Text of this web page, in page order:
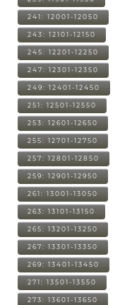
241: 12001-12050
243: 12101-12150
245: 12201-12250
247: 12301-12350
249: 12401-12450
251: 12501-12550
253: 12601-12650
255: 12701-12750
257: 12801-12850
259: 12901-12950
261: 13001-13050
263: 13101-13150
265: 13201-13250
267: 13301-13350
269: 13401-13450
271: 13501-13550
273: 13601-13650